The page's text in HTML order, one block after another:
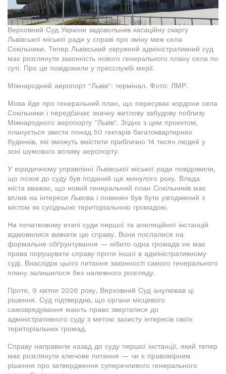
Верховний Суд України задовольнив касаційну скаргу
Львівської міської ради у справі про зміну меж села
Сокільники. Тепер Львівський окружний адміністративний суд
має розглянути законність нового генерального плану села по
суті. Про це повідомили у пресслужбі мерії.
Міжнародний аеропорт "Львів": термінал. Фото: ЛМР.
Мова йде про генеральний план, що пересуває кордони села
Сокільники і передбачає значну житлову забудову поблизу
Міжнародного аеропорту "Львів". Згідно з цим проектом,
планується звести понад 50 гектарів багатоквартирних
будинків, які зможуть вмістити приблизно 14 тисяч людей у
зоні шумового впливу аеропорту.
У юридичному управлінні Львівської міської ради повідомили,
що позов до суду був поданий ще минулого року. Влада
міста вважає, що новий генеральний план Сокільників має
вплив на інтереси Львова і повинен був бути узгоджений з
містом як сусідньою територіальною громадою.
На початковому етапі суди першої та апеляційної інстанцій
відмовилися вивчати цю справу. Вони послалися на
формальне обґрунтування — нібито одна громада не має
права порушувати справу проти іншої в адміністративному
суді. Внаслідок цього питання законності самого генерального
плану залишилося без належного розгляду.
Проте, 9 квітня 2026 року, Верховний Суд анулював ці
рішення. Суд підтвердив, що органи місцевого
самоврядування мають право звертатися до
адміністративного суду з метою захисту інтересів своїх
територіальних громад.
Справу направили назад до суду першої інстанції, який тепер
має розглянути ключове питання — чи є правомірним
рішення про затвердження суперечливого генерального